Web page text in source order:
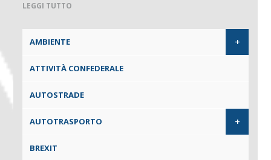
LEGGI TUTTO
AMBIENTE +
ATTIVITÀ CONFEDERALE
AUTOSTRADE
AUTOTRASPORTO +
BREXIT